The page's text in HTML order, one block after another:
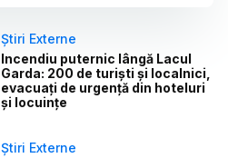
Știri Externe
Incendiu puternic lângă Lacul
Garda: 200 de turiști și localnici,
evacuați de urgență din hoteluri
și locuințe
Știri Externe